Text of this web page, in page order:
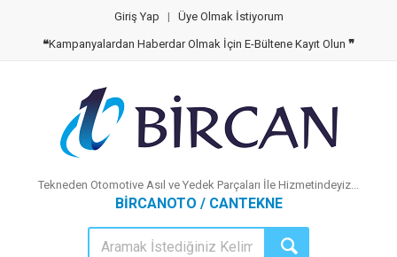
Giriş Yap | Üye Olmak İstiyorum
❝Kampanyalardan Haberdar Olmak İçin E-Bültene Kayıt Olun ❞
Tekneden Otomotive Asıl ve Yedek Parçaları İle Hizmetindeyiz...
BİRCANOTO / CANTEKNE